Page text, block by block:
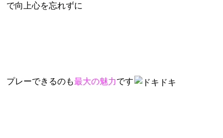
で向上心を忘れずに
プレーできるのも最大の魅力です